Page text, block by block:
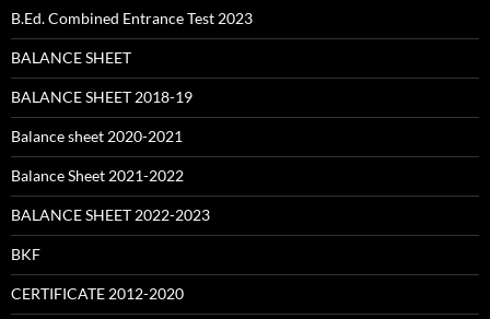
B.Ed. Combined Entrance Test 2023
BALANCE SHEET
BALANCE SHEET 2018-19
Balance sheet 2020-2021
Balance Sheet 2021-2022
BALANCE SHEET 2022-2023
BKF
CERTIFICATE 2012-2020